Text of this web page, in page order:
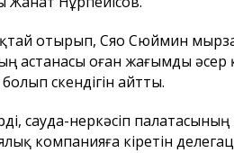
отырып, Сяо Сюймин мырза
астанасы оған жағымды
өскендігін айтты.
сауда-өнеркәсіп
компанияға кіретін